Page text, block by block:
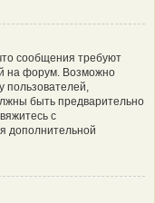
сообщения требуют
на форум. Возможно
пользователей,
быть предварительно
с
дополнительной